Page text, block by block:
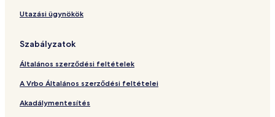
Utazási ügynökök
Szabályzatok
Általános szerződési feltételek
A Vrbo Általános szerződési feltételei
Akadálymentesítés